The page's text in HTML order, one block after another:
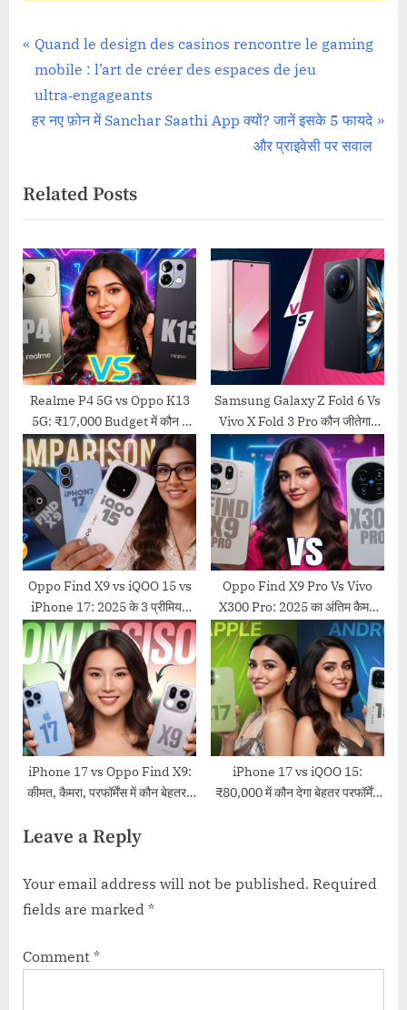
Comparisons
Post
navigation
P
r
e
v
u
s
P
o
s
t
Quand le design des casinos rencontre le gaming
mobile : l’art de créer des espaces de jeu
ultra‑engageants
N
t
P
o
s
t
:
हर नए फ़ोन में Sanchar Saathi App क्यों? जानें इसके 5 फायदे
और प्राइवेसी पर सवाल
Related Posts
Realme P4 5G vs Oppo K13
5G: ₹17,000 Budget में कौन है
असली King? Final Verdict
Inside!
Samsung Galaxy Z Fold 6 Vs
Vivo X Fold 3 Pro कौन जीतेगा?
फोल्डेबल फोन का महा मुकाबला
Oppo Find X9 vs iQOO 15 vs
iPhone 17: 2025 के 3 प्रीमियम
फोन्स का बड़ा मुकाबला! कौन है
सर्वश्रेष्ठ?
Oppo Find X9 Pro Vs Vivo
X300 Pro: 2025 का अंतिम कैमरा
युद्ध! कौन है बेस्ट?
iPhone 17 vs Oppo Find X9:
कीमत, कैमरा, परफॉर्मेंस में कौन बेहतर?
कंपेरिज़न)
iPhone 17 vs iQOO 15:
₹80,000 में कौन देगा बेहतर परफॉर्मेंस
Leave a Reply
Your email address will not be published. Required
fields are marked *
Comment *